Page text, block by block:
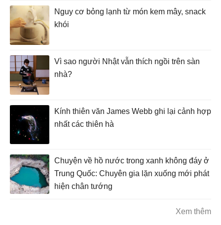
Nguy cơ bỏng lạnh từ món kem mây, snack
khói
Vì sao người Nhật vẫn thích ngồi trên sàn
nhà?
Kính thiên văn James Webb ghi lại cảnh hợp
nhất các thiên hà
Chuyện về hồ nước trong xanh không đáy ở
Trung Quốc: Chuyên gia lặn xuống mới phát
hiện chân tướng
Xem thêm